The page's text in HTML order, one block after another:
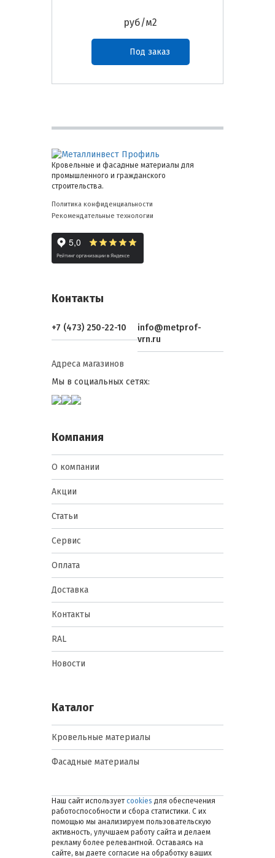
руб/м2
Под заказ
Кровельные и фасадные материалы для
промышленного и гражданского
строительства.
Политика конфиденциальности
Рекомендательные технологии
Контакты
+7 (473) 250-22-10
info@metprof-
vrn.ru
Адреса магазинов
Мы в социальных сетях:
Компания
О компании
Акции
Статьи
Сервис
Оплата
Доставка
Контакты
RAL
Новости
Каталог
Кровельные материалы
Фасадные материалы
Наш сайт использует cookies для обеспечения
работоспособности и сбора статистики. С их
помощью мы анализируем пользовательскую
активность, улучшаем работу сайта и делаем
рекламу более релевантной. Оставаясь на
сайте, вы даете согласие на обработку ваших